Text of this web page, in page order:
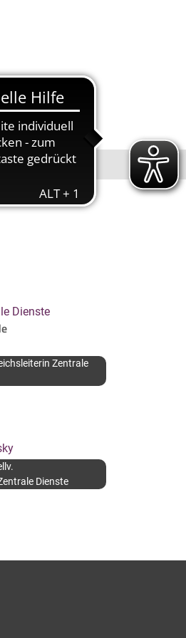
MENÜ
SUCHE
Dienste
Zentrale
Dienste